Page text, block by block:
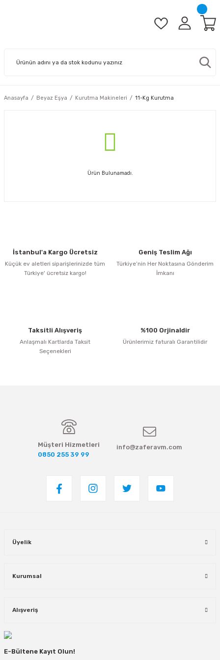
Anasayfa Beyaz Eşya Kurutma Makineleri 11-Kg Kurutma
Ürün Bulunamadı.
İstanbul'a Kargo Ücretsiz
Küçük ev aletleri siparişlerinizde tüm
Türkiye' ücretsiz kargo!
Geniş Teslim Ağı
Türkiye’nin Her Noktasına Gönderim
İmkanı
Taksitli Alışveriş
Anlaşmalı Kartlarda Taksit
Seçenekleri
%100 Orjinaldir
Ürünlerimiz faturalı Garantilidir
Müşteri Hizmetleri
0850 255 39 99
info@zaferavm.com
Üyelik
Kurumsal
Alışveriş
E-Bültene Kayıt Olun!